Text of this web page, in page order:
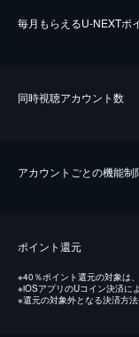
毎⽉もらえるU-NEXTポ
同時視聴アカウント数
アカウントごとの機能制
ポイント還元
※40％ポイント還元の対象は
※iOSアプリのUコイン決済に
※還元の対象外となる決済方